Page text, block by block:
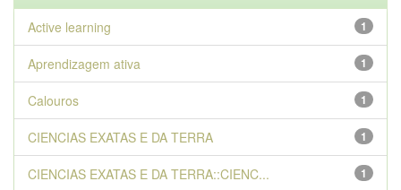
1
Active learning
1
Aprendizagem ativa
1
Calouros
1
CIENCIAS EXATAS E DA TERRA
1
CIENCIAS EXATAS E DA TERRA::CIENC...